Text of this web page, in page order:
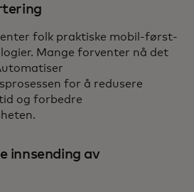
folk praktiske mobil-først-
Mange forventer nå det
for å redusere
og forbedre
innsending av